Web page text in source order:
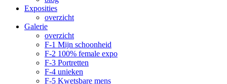
Exposities
overzicht
Galerie
overzicht
F-1 Mijn schoonheid
F-2 100% female expo
F-3 Portretten
F-4 unieken
F-5 Kwetsbare mens